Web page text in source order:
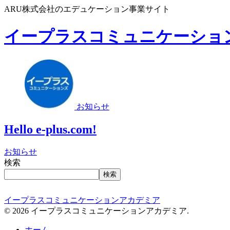
ARU株式会社のエデュケーション事業サイト
イープラスコミュニケーショ
お知らせ
Hello e-plus.com!
お知らせ
検索
検索
イープラスコミュニケーションアカデミア
© 2026 イープラスコミュニケーションアカデミア.